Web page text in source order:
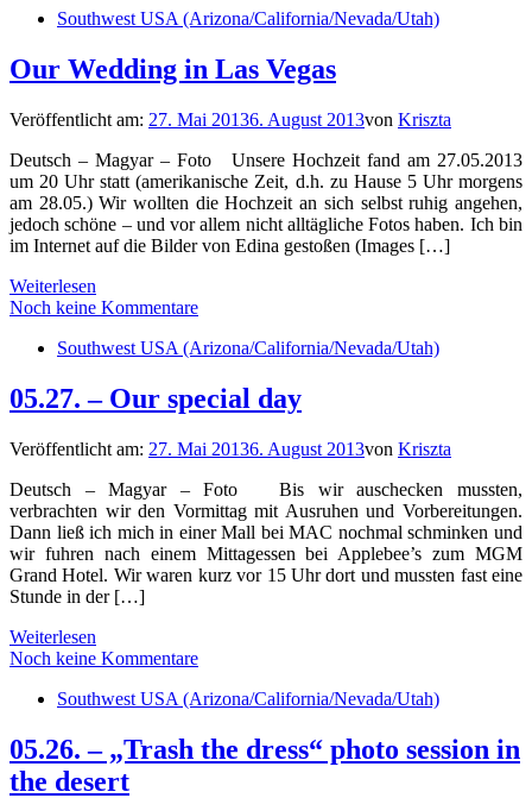
Southwest USA (Arizona/California/Nevada/Utah)
Our Wedding in Las Vegas
Veröffentlicht am: 27. Mai 20136. August 2013von Kriszta
Deutsch – Magyar – Foto Unsere Hochzeit fand am 27.05.2013
um 20 Uhr statt (amerikanische Zeit, d.h. zu Hause 5 Uhr morgens
am 28.05.) Wir wollten die Hochzeit an sich selbst ruhig angehen,
jedoch schöne – und vor allem nicht alltägliche Fotos haben. Ich bin
im Internet auf die Bilder von Edina gestoßen (Images […]
Weiterlesen
Noch keine Kommentare
Southwest USA (Arizona/California/Nevada/Utah)
05.27. – Our special day
Veröffentlicht am: 27. Mai 20136. August 2013von Kriszta
Deutsch – Magyar – Foto Bis wir auschecken mussten,
verbrachten wir den Vormittag mit Ausruhen und Vorbereitungen.
Dann ließ ich mich in einer Mall bei MAC nochmal schminken und
wir fuhren nach einem Mittagessen bei Applebee’s zum MGM
Grand Hotel. Wir waren kurz vor 15 Uhr dort und mussten fast eine
Stunde in der […]
Weiterlesen
Noch keine Kommentare
Southwest USA (Arizona/California/Nevada/Utah)
05.26. – „Trash the dress“ photo session in
the desert